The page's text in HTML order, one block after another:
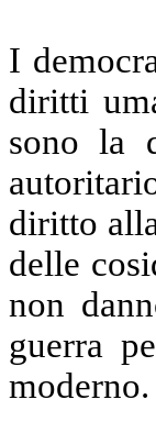
I
diritti
sono la
diritto
delle
non
guerra
moderno.